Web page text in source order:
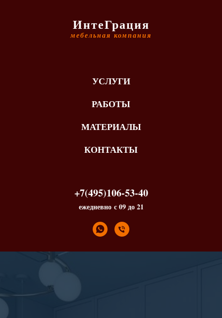
ИнтеГрация
мебельная компания
УСЛУГИ
РАБОТЫ
МАТЕРИАЛЫ
КОНТАКТЫ
+7(495)106-53-40
ежедневно с 09 до 21